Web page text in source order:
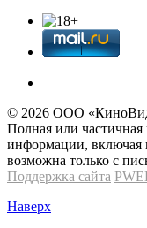
© 2026 OOО
Полная или частичная
информации, включая
возможна только с
Поддержка сайта
Наверх